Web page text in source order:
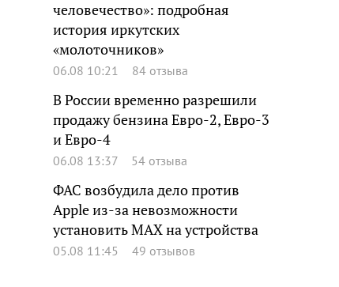
человечество»: подробная
история иркутских
«молоточников»
06.08 10:21 84 отзыва
В России временно разрешили
продажу бензина Евро-2, Евро-3
и Евро-4
06.08 13:37 54 отзыва
ФАС возбудила дело против
Apple из-за невозможности
установить MAX на устройства
05.08 11:45 49 отзывов